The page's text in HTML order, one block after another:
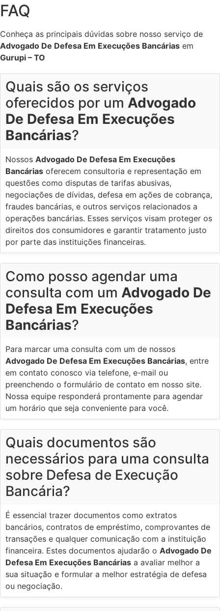
FAQ
Conheça as principais dúvidas sobre nosso serviço de
Advogado De Defesa Em Execuções Bancárias em
Gurupi – TO
Quais são os serviços
oferecidos por um Advogado
De Defesa Em Execuções
Bancárias?
Nossos Advogado De Defesa Em Execuções
Bancárias oferecem consultoria e representação em
questões como disputas de tarifas abusivas,
negociações de dívidas, defesa em ações de cobrança,
fraudes bancárias, e outros serviços relacionados a
operações bancárias. Esses serviços visam proteger os
direitos dos consumidores e garantir tratamento justo
por parte das instituições financeiras.
Como posso agendar uma
consulta com um Advogado De
Defesa Em Execuções
Bancárias?
Para marcar uma consulta com um de nossos
Advogado De Defesa Em Execuções Bancárias, entre
em contato conosco via telefone, e-mail ou
preenchendo o formulário de contato em nosso site.
Nossa equipe responderá prontamente para agendar
um horário que seja conveniente para você.
Quais documentos são
necessários para uma consulta
sobre Defesa de Execução
Bancária?
É essencial trazer documentos como extratos
bancários, contratos de empréstimo, comprovantes de
transações e qualquer comunicação com a instituição
financeira. Estes documentos ajudarão o Advogado De
Defesa Em Execuções Bancárias a avaliar melhor a
sua situação e formular a melhor estratégia de defesa
ou negociação.